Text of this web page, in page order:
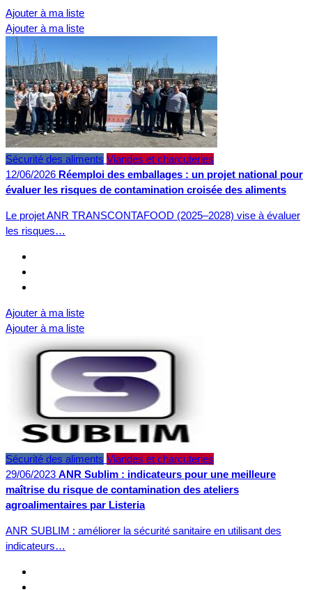
Ajouter à ma liste
Ajouter à ma liste
Sécurité des aliments Viandes et charcuteries
12/06/2026 Réemploi des emballages : un projet national pour
évaluer les risques de contamination croisée des aliments
Le projet ANR TRANSCONTAFOOD (2025–2028) vise à évaluer
les risques…
Ajouter à ma liste
Ajouter à ma liste
Sécurité des aliments Viandes et charcuteries
29/06/2023 ANR Sublim : indicateurs pour une meilleure
maîtrise du risque de contamination des ateliers
agroalimentaires par Listeria
ANR SUBLIM : améliorer la sécurité sanitaire en utilisant des
indicateurs…